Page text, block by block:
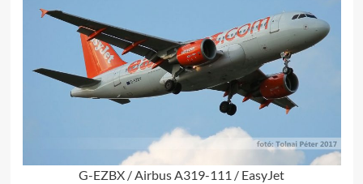
G-EZBX / Airbus A319-111 / EasyJet